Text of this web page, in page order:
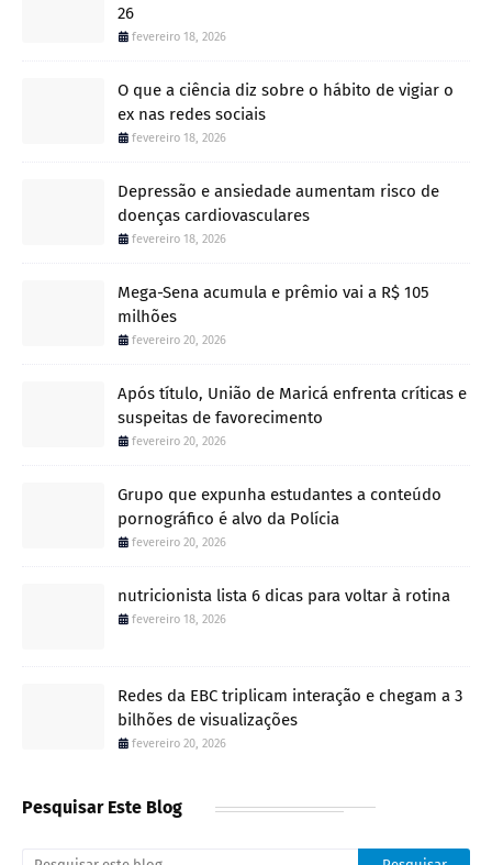
26
fevereiro 18, 2026
O que a ciência diz sobre o hábito de vigiar o
ex nas redes sociais
fevereiro 18, 2026
Depressão e ansiedade aumentam risco de
doenças cardiovasculares
fevereiro 18, 2026
Mega-Sena acumula e prêmio vai a R$ 105
milhões
fevereiro 20, 2026
Após título, União de Maricá enfrenta críticas e
suspeitas de favorecimento
fevereiro 20, 2026
Grupo que expunha estudantes a conteúdo
pornográfico é alvo da Polícia
fevereiro 20, 2026
nutricionista lista 6 dicas para voltar à rotina
fevereiro 18, 2026
Redes da EBC triplicam interação e chegam a 3
bilhões de visualizações
fevereiro 20, 2026
Pesquisar Este Blog